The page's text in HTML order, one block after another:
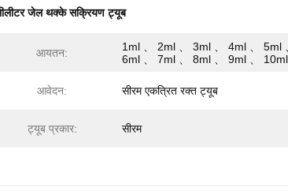
जेल थक्के सक्रियण ट्यूब
आयतन:
1ml 、 2ml 、 3ml 、 4ml 、 5ml
6ml 、 7ml 、 8ml 、 9ml 、 10ml
आवेदन: सीरम एकत्रित रक्त ट्यूब
ट्यूब प्रकार: सीरम